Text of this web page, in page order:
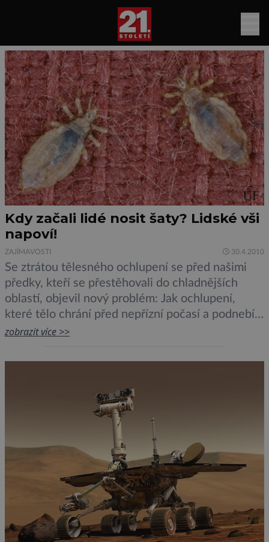
Kdy začali lidé nosit šaty? Lidské vši
napoví!
ZAJÍMAVOSTI 30.4.2010
Se ztrátou tělesného ochlupení se před našimi
předky, kteří se přestěhovali do chladnějších
oblastí, objevil nový problém: Jak ochlupení,
které tělo chrání před nepřízní počasí a podnebí
nahradit? Vynález šatů na sebe proto nenechal
vědci přesně netuší. Mnohé však napověděla
parazitů.Archeologové a […]
zobrazit více >>